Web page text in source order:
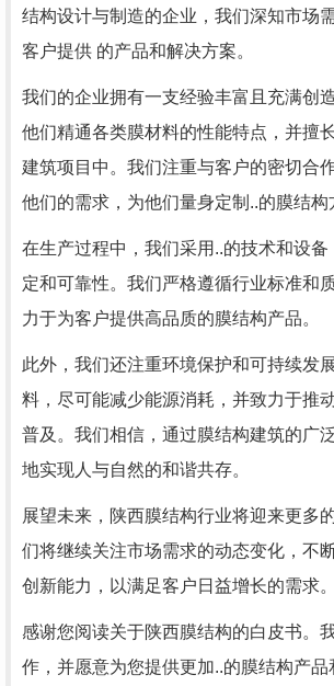
结构设计与制造的企业，我们深知市场
客户提供 的产品和解决方案。
我们的企业拥有一支经验丰富且充满创
他们精通各类膜材料的性能特点，并擅
建筑项目中。我们注重与客户的密切合
他们的需求，为他们量身定制..的膜结构
在生产过程中，我们采用..的技术和设备
定和可靠性。我们严格遵循行业标准和
力于为客户提供高品质的膜结构产品。
此外，我们还注重环境保护和可持续发
料，尽可能减少能源消耗，并致力于推
普及。我们相信，通过膜结构建筑的广
地实现人与自然的和谐共存。
展望未来，陕西膜结构行业将迎来更多
们将继续关注市场需求的动态变化，不
创新能力，以满足客户日益增长的需求。
感谢您阅读关于陕西膜结构的白皮书。
作，并愿意为您提供更加..的膜结构产品